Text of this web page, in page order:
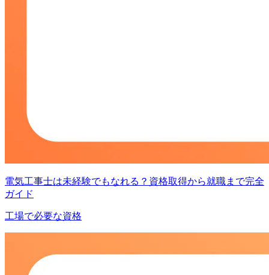
電気工事士は未経験でもなれる？資格取得から就職まで完全
ガイド
工場で必要な資格